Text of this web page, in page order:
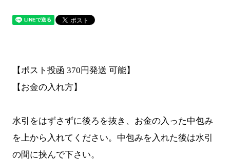
【ポスト投函 370円発送 可能】
【お金の入れ方】
水引をはずさずに後ろを抜き、お金の入った中包み
を上から入れてください。中包みを入れた後は水引
の間に挟んで下さい。